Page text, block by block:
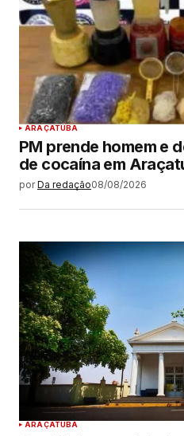
ARAÇATUBA
PM prende homem e
de cocaína em
por Da redação08/08/2026
ARAÇATUBA